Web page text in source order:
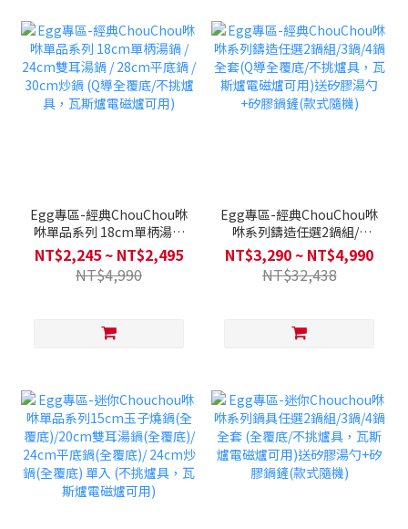
Egg專區-經典ChouChou咻
咻單品系列 18cm單柄湯鍋
/ 24cm雙耳湯鍋 / 28cm平
底鍋 / 30cm炒鍋 (Q導全覆
底/不挑爐具，瓦斯爐電磁爐
NT$2,245 ~ NT$2,495
NT$4,990
Egg專區-經典ChouChou咻
咻系列鑄造任選2鍋組/3
鍋/4鍋全套(Q導全覆底/不挑
爐具，瓦斯爐電磁爐可用)送
矽膠湯勺+矽膠鍋鏟(款式隨
NT$3,290 ~ NT$4,990
NT$32,438